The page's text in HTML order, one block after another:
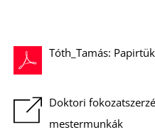
Tóth_Tamás:
Doktori
mestermunkák